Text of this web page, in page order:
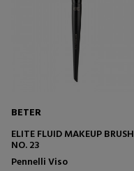
BETER
ELITE FLUID MAKEUP BRUSH
NO. 23
Pennelli Viso